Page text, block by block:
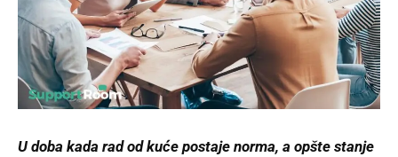
U doba kada rad od kuće postaje norma, a opšte stanje